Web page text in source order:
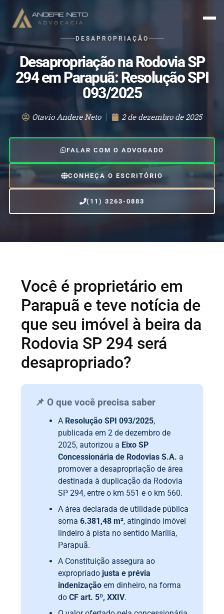
DESAPROPRIAÇÃO
Desapropriação na Rodovia SP
294 em Parapuã: Resolução SPI
093/2025
Otavio Andere Neto 2 de dezembro de 2025
FALAR COM O ADVOGADO
CONHEÇA O ESCRITÓRIO
(11) 3263-0883
Você é proprietário em
Parapuã e teve notícia de
que seu imóvel à beira da
Rodovia SP 294 será
desapropriado?
📌 O que você precisa saber
A Resolução SPI 093/2025,
publicada em 2 de dezembro de
2025, autorizou a Eixo SP
Concessionária de Rodovias S.A. a
promover a desapropriação de área
destinada à duplicação da Rodovia
SP 294, entre o km 551 e o km 560.
A área declarada de utilidade pública
soma6.381,48 m², atingindo imóvel
lindeiro à pista no sentido Marília,
Parapuã.
A Constituição assegura ao
expropriado justa e prévia
indenização em dinheiro, na forma
doCF art. 5º, XXIV.